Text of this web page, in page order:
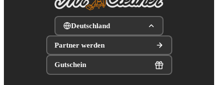
Deutschland
Partner werden
Gutschein